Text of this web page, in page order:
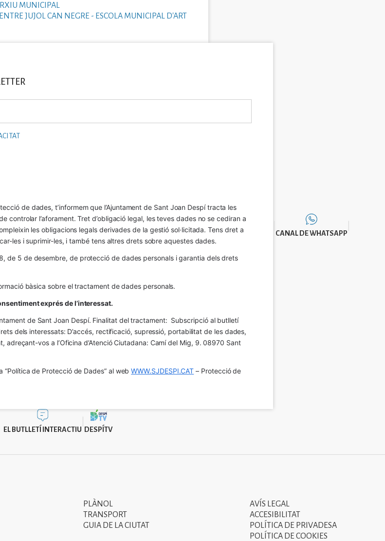
MUNICIPAL
JUJOL CAN NEGRE - ESCOLA MUNICIPAL D'ART
de dades, t’informem que l’Ajuntament de Sant Joan Despí tracta les
controlar l’aforament. Tret d’obligació legal, les teves dades no se cediran a
les obligacions legals derivades de la gestió sol·licitada. Tens dret a
les i suprimir-les, i també tens altres drets sobre aquestes dades.
de 5 de desembre, de protecció de dades personals i garantia dels drets
bàsica sobre el tractament de dades personals.
exprés de l’interessat.
de Sant Joan Despí. Finalitat del tractament:  Subscripció al butlletí
dels interessats: D’accés, rectificació, supressió, portabilitat de les dades,
adreçant-vos a l’Oficina d’Atenció Ciutadana: Camí del Mig, 9. 08970 Sant
“Política de Protecció de Dades” al web WWW.SJDESPI.CAT – Protecció de
CANAL DE WHATSAPP
EL BUTLLETÍ INTERACTIU DESPÍTV
Segon
menú
PLÀNOL
TRANSPORT
GUIA DE LA CIUTAT
Tercer
menú
AVÍS LEGAL
ACCESIBILITAT
POLÍTICA DE PRIVADESA
POLÍTICA DE COOKIES